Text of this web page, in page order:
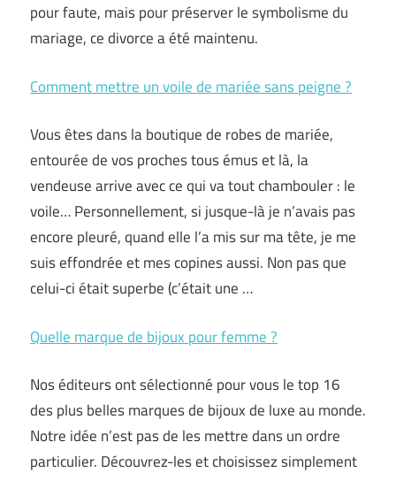
pour faute, mais pour préserver le symbolisme du
mariage, ce divorce a été maintenu.
Comment mettre un voile de mariée sans peigne ?
Vous êtes dans la boutique de robes de mariée,
entourée de vos proches tous émus et là, la
vendeuse arrive avec ce qui va tout chambouler : le
voile… Personnellement, si jusque-là je n’avais pas
encore pleuré, quand elle l’a mis sur ma tête, je me
suis effondrée et mes copines aussi. Non pas que
celui-ci était superbe (c’était une …
Quelle marque de bijoux pour femme ?
Nos éditeurs ont sélectionné pour vous le top 16
des plus belles marques de bijoux de luxe au monde.
Notre idée n’est pas de les mettre dans un ordre
particulier. Découvrez-les et choisissez simplement